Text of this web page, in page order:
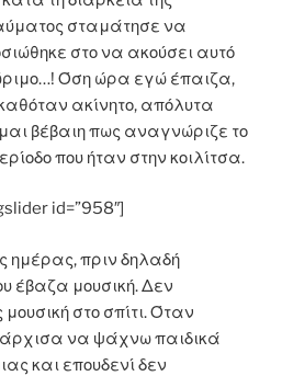
σταμάτησε να
στο να ακούσει αυτό
Όση ώρα εγώ έπαιζα,
ακίνητο, απόλυτα
βέβαιη πως αναγνώριζε το
που ήταν στην κοιλίτσα.
id=”958″]
ημέρας, πριν δηλαδή
έβαζα μουσική. Δεν
στο σπίτι. Όταν
να ψάχνω παιδικά
και επουδενί δεν